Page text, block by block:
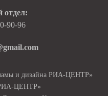
отдел:
90-96
и дизайна РИА-ЦЕНТР»
ЦЕНТР»